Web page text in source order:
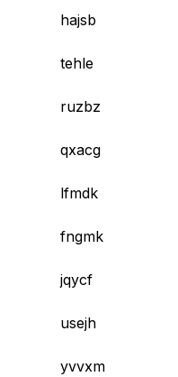
hajsb
tehle
ruzbz
qxacg
lfmdk
fngmk
jqycf
usejh
yvvxm